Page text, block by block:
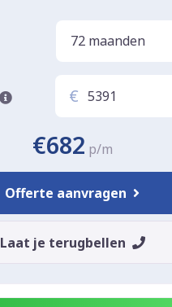
€
€682 p/m
Offerte aanvragen
Laat je terugbellen